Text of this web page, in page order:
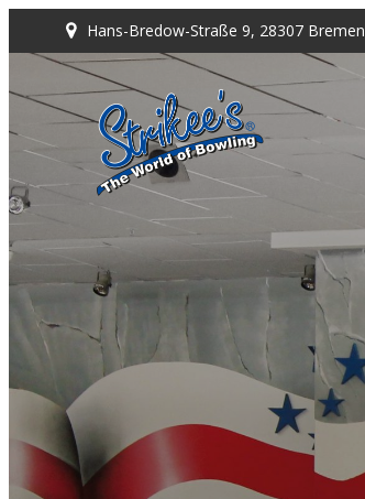
Inhalt
springen
Hans-Bredow-Straße 9, 28307 Bremen